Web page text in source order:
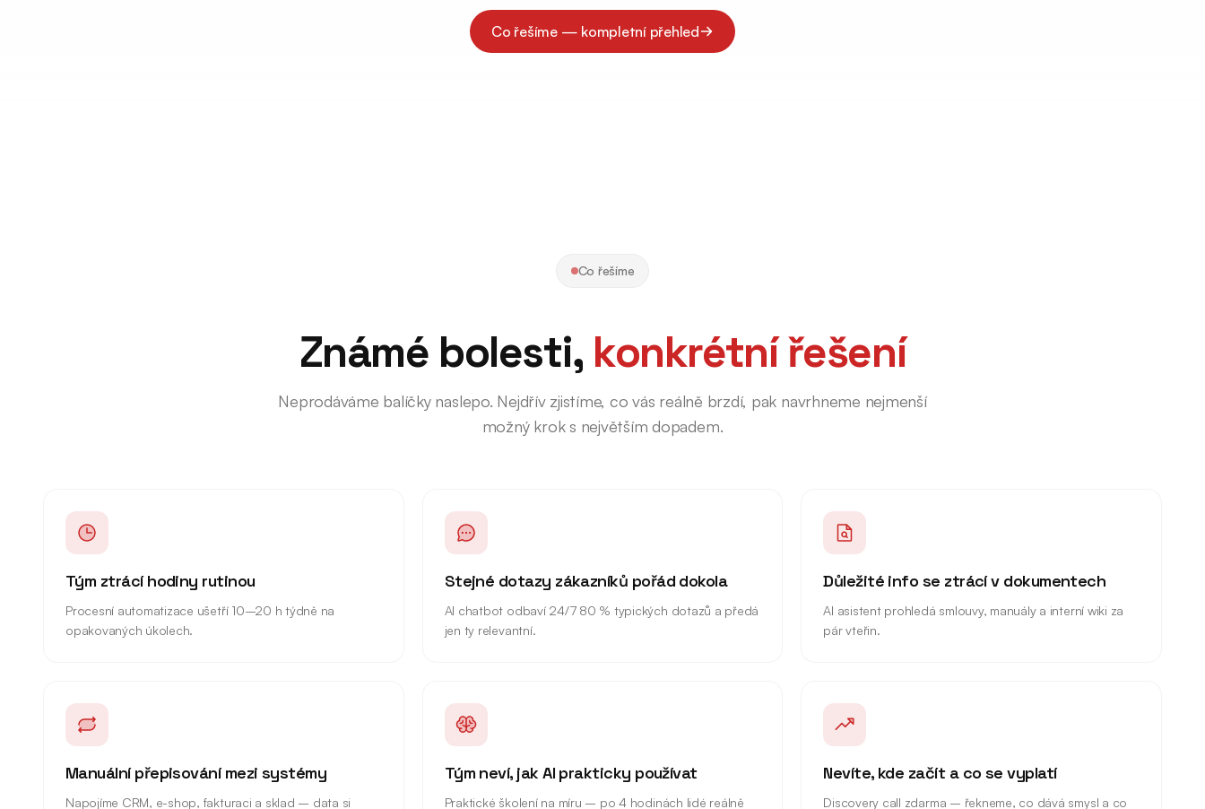
Co řešíme — kompletní přehled
Co řešíme
Známé bolesti, konkrétní řešení
Neprodáváme balíčky naslepo. Nejdřív zjistíme, co vás reálně brzdí, pak navrhneme nejmenší
možný krok s největším dopadem.
Tým ztrácí hodiny rutinou
Procesní automatizace ušetří 10–20 h týdně na
opakovaných úkolech.
Stejné dotazy zákazníků pořád dokola
AI chatbot odbaví 24/7 80 % typických dotazů a předá
jen ty relevantní.
Důležité info se ztrácí v dokumentech
AI asistent prohledá smlouvy, manuály a interní wiki za
pár vteřin.
Manuální přepisování mezi systémy
Napojíme CRM, e-shop, fakturaci a sklad – data si
Tým neví, jak AI prakticky používat
Praktické školení na míru – po 4 hodinách lidé reálně
Nevíte, kde začít a co se vyplatí
Discovery call zdarma – řekneme, co dává smysl a co